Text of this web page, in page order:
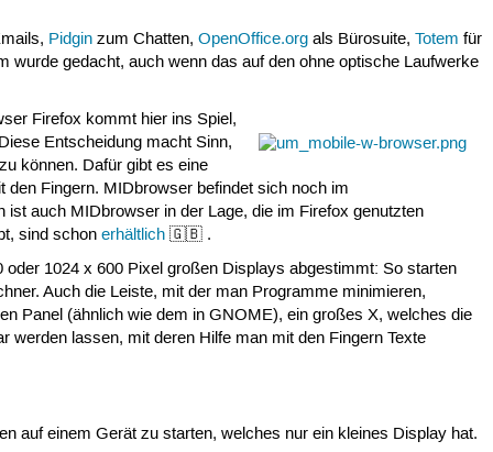
Pidgin zum Chatten,OpenOffice.org als Bürosuite,Totem für
gedacht, auch wenn das auf den ohne optische Laufwerke
Firefox kommt hier ins Spiel,
Entscheidung macht Sinn,
können. Dafür gibt es eine
Fingern. MIDbrowser befindet sich noch im
auch MIDbrowser in der Lage, die im Firefox genutzten
sind schonerhältlich 🇬🇧 .
1024 x 600 Pixel großen Displays abgestimmt: So starten
Auch die Leiste, mit der man Programme minimieren,
Panel (ähnlich wie dem in GNOME), ein großes X, welches die
werden lassen, mit deren Hilfe man mit den Fingern Texte
auf einem Gerät zu starten, welches nur ein kleines Display hat.